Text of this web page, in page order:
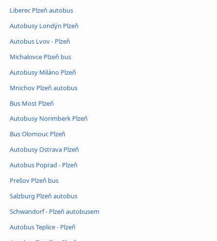
Liberec Plzeň autobus
Autobusy Londýn Plzeň
Autobus Lvov - Plzeň
Michalovce Plzeň bus
Autobusy Miláno Plzeň
Mnichov Plzeň autobus
Bus Most Plzeň
Autobusy Norimberk Plzeň
Bus Olomouc Plzeň
Autobusy Ostrava Plzeň
Autobus Poprad - Plzeň
Prešov Plzeň bus
Salzburg Plzeň autobus
Schwandorf - Plzeň autobusem
Autobus Teplice - Plzeň